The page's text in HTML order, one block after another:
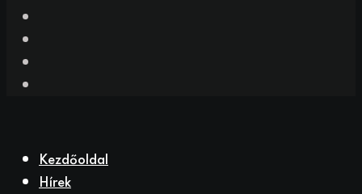
Kezdőoldal
Hírek